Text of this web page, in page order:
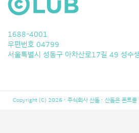
1688-4001
우편번호 04799
서울특별시 성동구 아차산로17길 49 성수
Copyright (C) 2026 · 주식회사 산돌 · 산돌은 폰트를